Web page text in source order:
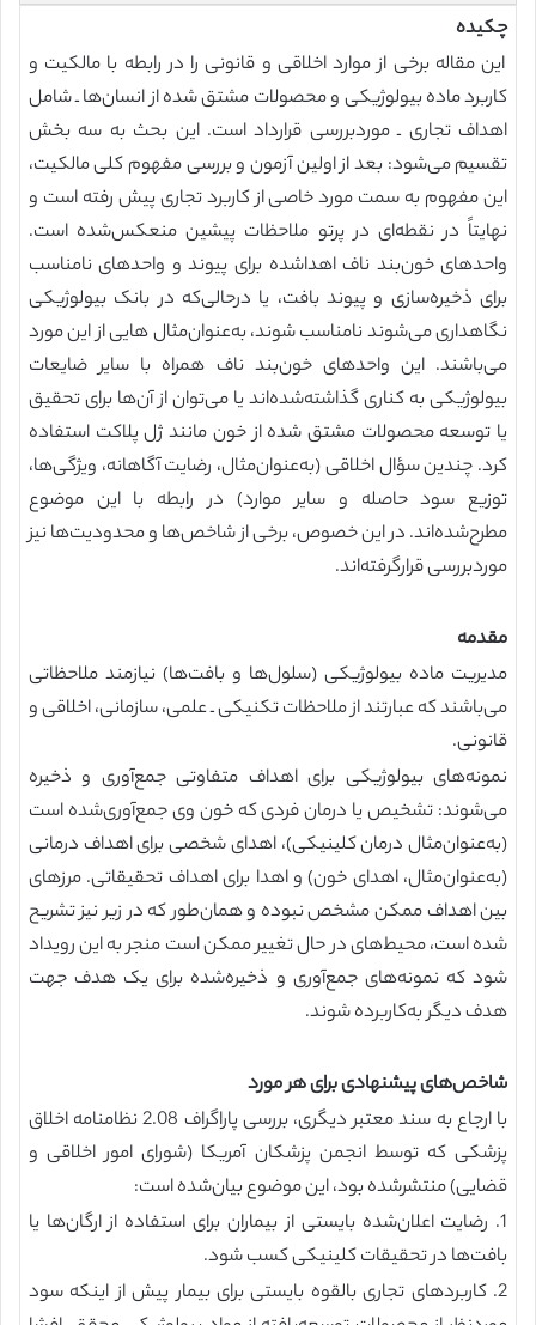
چکیده
این مقاله برخی از موارد اخلاقی و قانونی را در رابطه با مالکیت و
کاربرد ماده بیولوژیکی و محصولات مشتق شده از انسان‌ها ـ شامل
اهداف تجاری ـ موردبررسی قرارداد است. این بحث به سه بخش
تقسیم می‌شود: بعد از اولین آزمون و بررسی مفهوم کلی مالکیت،
این مفهوم به سمت مورد خاصی از کاربرد تجاری پیش رفته است و
نهایتاً در نقطه‌ای در پرتو ملاحظات پیشین منعکس‌شده است.
واحدهای خون‌بند ناف اهداشده برای پیوند و واحدهای نامناسب
برای ذخیره‌سازی و پیوند بافت، یا درحالی‌که در بانک بیولوژیکی
نگاهداری می‌شوند نامناسب شوند، به‌عنوان‌مثال هایی از این مورد
می‌باشند. این واحدهای خون‌بند ناف همراه با سایر ضایعات
بیولوژیکی به کناری گذاشته‌شده‌اند یا می‌توان از آن‌ها برای تحقیق
یا توسعه محصولات مشتق شده از خون مانند ژل پلاکت استفاده
کرد. چندین سؤال اخلاقی (به‌عنوان‌مثال، رضایت آگاهانه، ویژگی‌ها،
توزیع سود حاصله و سایر موارد) در رابطه با این موضوع
مطرح‌شده‌اند. در این خصوص، برخی از شاخص‌ها و محدودیت‌ها نیز
موردبررسی قرارگرفته‌اند.
مقدمه
مدیریت ماده بیولوژیکی (سلول‌ها و بافت‌ها) نیازمند ملاحظاتی
می‌باشند که عبارتند از ملاحظات تکنیکی ـ علمی، سازمانی، اخلاقی و
قانونی.
نمونه‌های بیولوژیکی برای اهداف متفاوتی جمع‌آوری و ذخیره
می‌شوند: تشخیص یا درمان فردی که خون وی جمع‌آوری‌شده است
(به‌عنوان‌مثال درمان کلینیکی)، اهدای شخصی برای اهداف درمانی
(به‌عنوان‌مثال، اهدای خون) و اهدا برای اهداف تحقیقاتی. مرزهای
بین اهداف ممکن مشخص نبوده و همان‌طور که در زیر نیز تشریح
شده است، محیط‌های در حال تغییر ممکن است منجر به این رویداد
شود که نمونه‌های جمع‌آوری و ذخیره‌شده برای یک هدف جهت
هدف دیگر به‌کاربرده شوند.
شاخص‌های پیشنهادی برای هر مورد
با ارجاع به سند معتبر دیگری، بررسی پاراگراف 2.08 نظامنامه اخلاق
پزشکی که توسط انجمن پزشکان آمریکا (شورای امور اخلاقی و
قضایی) منتشرشده بود، این موضوع بیان‌شده است:
1. رضایت اعلان‌شده بایستی از بیماران برای استفاده از ارگان‌ها یا
بافت‌ها در تحقیقات کلینیکی کسب شود.
2. کاربردهای تجاری بالقوه بایستی برای بیمار پیش از اینکه سود